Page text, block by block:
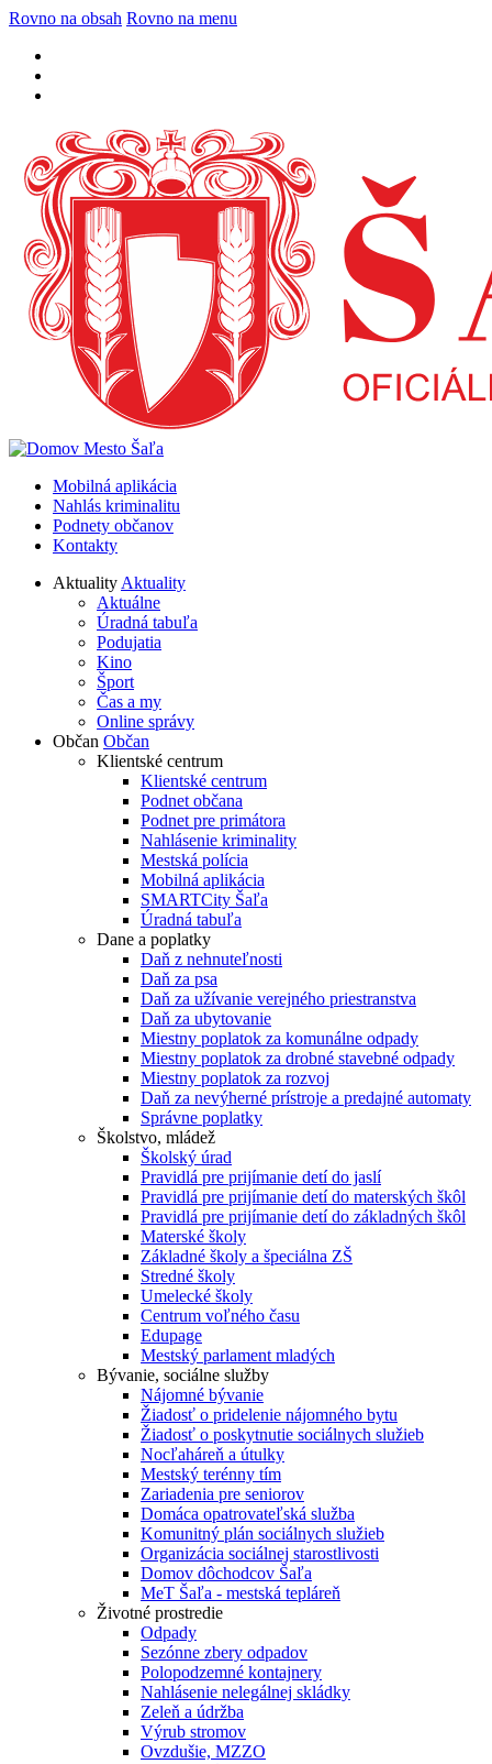
Rovno na obsah Rovno na menu
Mobilná aplikácia
Nahlás kriminalitu
Podnety občanov
Kontakty
AktualityAktuality
Aktuálne
Úradná tabuľa
Podujatia
Kino
Šport
Čas a my
Online správy
Občan Občan
Klientské centrum
Klientské centrum
Podnet občana
Podnet pre primátora
Nahlásenie kriminality
Mestská polícia
Mobilná aplikácia
SMARTCity Šaľa
Úradná tabuľa
Dane a poplatky
Daň z nehnuteľnosti
Daň za psa
Daň za užívanie verejného priestranstva
Daň za ubytovanie
Miestny poplatok za komunálne odpady
Miestny poplatok za drobné stavebné odpady
Miestny poplatok za rozvoj
Daň za nevýherné prístroje a predajné automaty
Správne poplatky
Školstvo, mládež
Školský úrad
Pravidlá pre prijímanie detí do jaslí
Pravidlá pre prijímanie detí do materských škôl
Pravidlá pre prijímanie detí do základných škôl
Materské školy
Základné školy a špeciálna ZŠ
Stredné školy
Umelecké školy
Centrum voľného času
Edupage
Mestský parlament mladých
Bývanie, sociálne služby
Nájomné bývanie
Žiadosť o pridelenie nájomného bytu
Žiadosť o poskytnutie sociálnych služieb
Nocľaháreň a útulky
Mestský terénny tím
Zariadenia pre seniorov
Domáca opatrovateľská služba
Komunitný plán sociálnych služieb
Organizácia sociálnej starostlivosti
Domov dôchodcov Šaľa
MeT Šaľa - mestská tepláreň
Životné prostredie
Odpady
Sezónne zbery odpadov
Polopodzemné kontajnery
Nahlásenie nelegálnej skládky
Zeleň a údržba
Výrub stromov
Ovzdušie, MZZO